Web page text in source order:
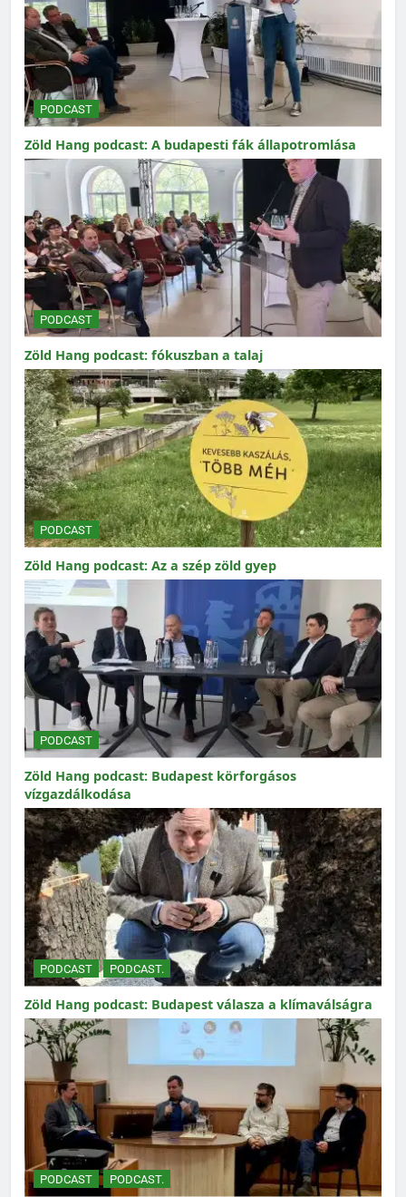
PODCAST
Zöld Hang podcast: A budapesti fák állapotromlása
PODCAST
Zöld Hang podcast: fókuszban a talaj
PODCAST
Zöld Hang podcast: Az a szép zöld gyep
PODCAST
Zöld Hang podcast: Budapest körforgásos
vízgazdálkodása
PODCAST PODCAST.
Zöld Hang podcast: Budapest válasza a klímaválságra
PODCAST PODCAST.